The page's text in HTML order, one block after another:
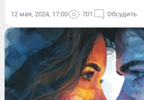
12 мая, 2024, 17:00 701 Обсудить